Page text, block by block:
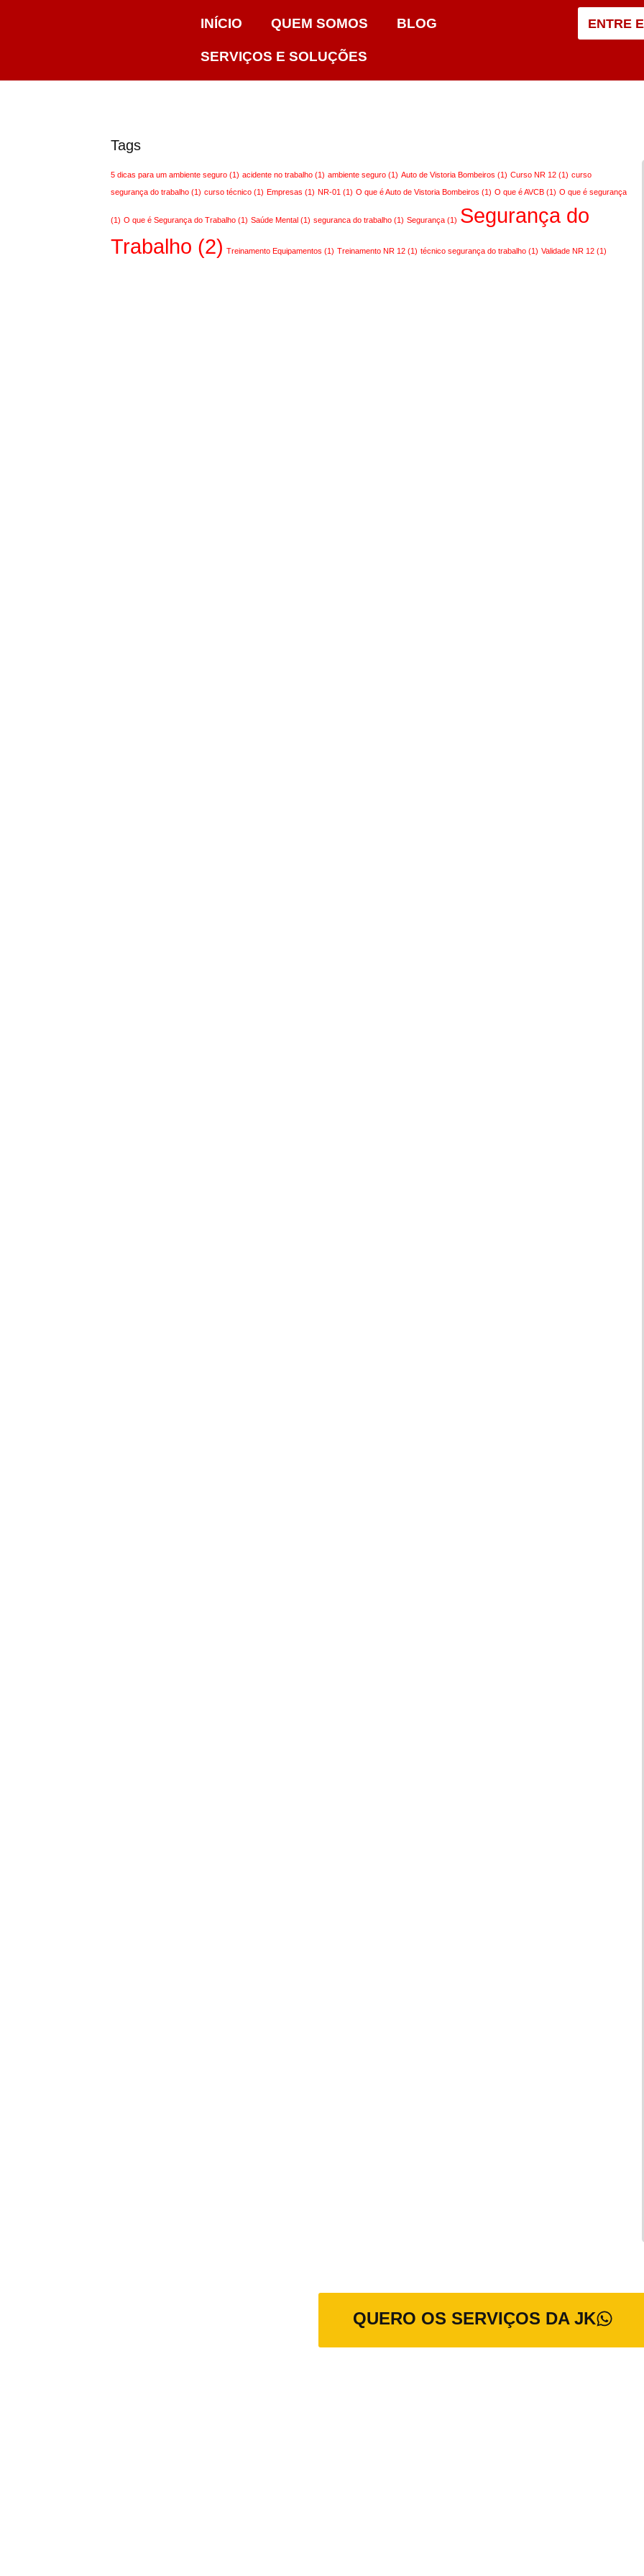
INÍCIO QUEM SOMOS BLOG
SERVIÇOS E SOLUÇÕES
ENTRE
Tags
5 dicas para um ambiente seguro (1) acidente no trabalho (1) ambiente seguro (1) Auto de Vistoria Bombeiros (1) Curso NR 12 (1) curso
segurança do trabalho (1) curso técnico (1) Empresas (1) NR-01 (1) O que é Auto de Vistoria Bombeiros (1) O que é AVCB (1) O que é segurança
(1) O que é Segurança do Trabalho (1) Saúde Mental (1) seguranca do trabalho (1) Segurança (1) Segurança do
Trabalho (2) Treinamento Equipamentos (1) Treinamento NR 12 (1) técnico segurança do trabalho (1) Validade NR 12 (1)
QUERO OS SERVIÇOS DA JK